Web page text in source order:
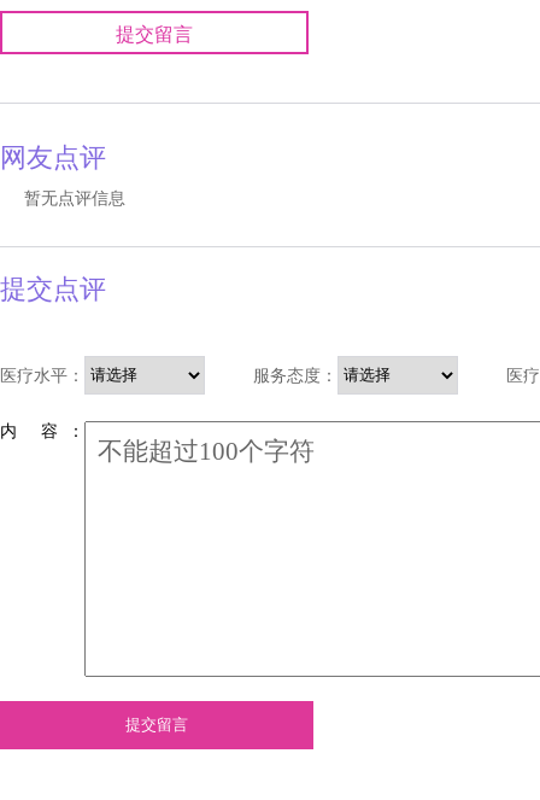
提交留言
网友点评
暂无点评信息
提交点评
医疗水平： 服务态度： 医
内 容 ：
提交留言